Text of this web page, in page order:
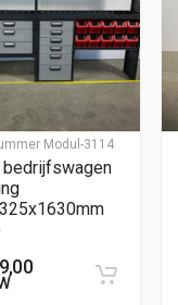
Modul-3114
bedrijfswagen